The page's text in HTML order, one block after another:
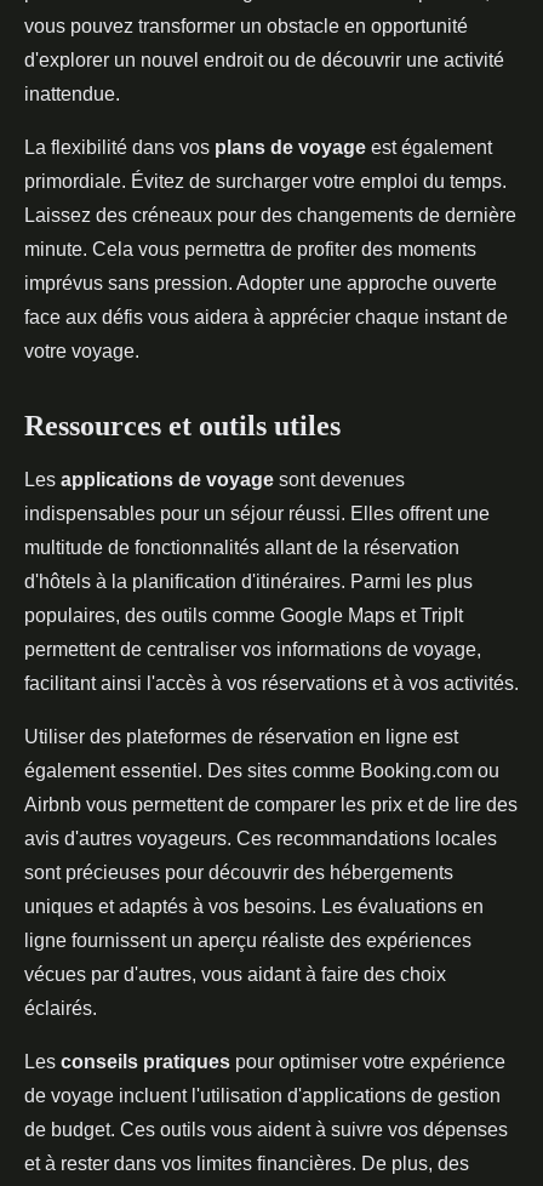
vous pouvez transformer un obstacle en opportunité
d'explorer un nouvel endroit ou de découvrir une activité
inattendue.
La flexibilité dans vos plans de voyage est également
primordiale. Évitez de surcharger votre emploi du temps.
Laissez des créneaux pour des changements de dernière
minute. Cela vous permettra de profiter des moments
imprévus sans pression. Adopter une approche ouverte
face aux défis vous aidera à apprécier chaque instant de
votre voyage.
Ressources et outils utiles
Les applications de voyage sont devenues
indispensables pour un séjour réussi. Elles offrent une
multitude de fonctionnalités allant de la réservation
d'hôtels à la planification d'itinéraires. Parmi les plus
populaires, des outils comme Google Maps et TripIt
permettent de centraliser vos informations de voyage,
facilitant ainsi l'accès à vos réservations et à vos activités.
Utiliser des plateformes de réservation en ligne est
également essentiel. Des sites comme Booking.com ou
Airbnb vous permettent de comparer les prix et de lire des
avis d'autres voyageurs. Ces recommandations locales
sont précieuses pour découvrir des hébergements
uniques et adaptés à vos besoins. Les évaluations en
ligne fournissent un aperçu réaliste des expériences
vécues par d'autres, vous aidant à faire des choix
éclairés.
Les conseils pratiques pour optimiser votre expérience
de voyage incluent l'utilisation d'applications de gestion
de budget. Ces outils vous aident à suivre vos dépenses
et à rester dans vos limites financières. De plus, des